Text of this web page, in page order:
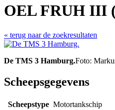
OEL FRUH III
« terug naar de zoekresultaten
De TMS 3 Hamburg.Foto:
Scheepsgegevens
Scheepstype Motortankschip